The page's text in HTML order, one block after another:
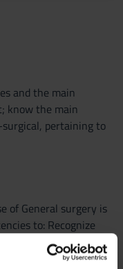
and the main
know the main
pertaining to
of General surgery is
to: Recognize
alterations and the
to bowel obstruction,